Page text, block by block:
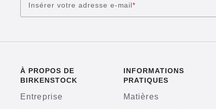
Insérer votre adresse e-mail*
À PROPOS DE
BIRKENSTOCK
Entreprise
INFORMATIONS
PRATIQUES
Matières